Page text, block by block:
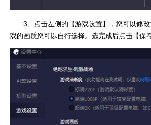
3、点击左侧的【游戏设置】，您可以修
戏的画质您可以自行选择。选完成后点击【保